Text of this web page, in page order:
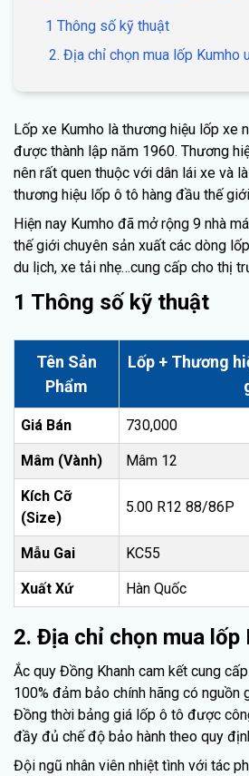
1 Thông số kỹ thuật
2. Địa chỉ chọn mua lốp Kumho
Lốp xe Kumho là thương hiệu lốp xe
được thành lập năm 1960. Thương
nên rất quen thuộc với dân lái xe và
thương hiệu lốp ô tô hàng đầu thế
Hiện nay Kumho đã mở rộng 9 nhà
thế giới chuyên sản xuất các dòng
du lịch, xe tải nhẹ…cung cấp cho thị
1 Thông số kỹ thuật
Tên Sản
Phẩm
Lốp + Thương
Giá Bán 730,000
Mâm (Vành) Mâm 12
Kích Cỡ
(Size)
5.00 R12 88/86P
Mẫu Gai KC55
Xuất Xứ Hàn Quốc
2. Địa chỉ chọn mua lốp
Ắc quy Đồng Khanh cam kết cung
100% đảm bảo chính hãng có nguồn
Đồng thời bảng giá lốp ô tô được
đầy đủ chế độ bảo hành theo quy
Đội ngũ nhân viên nhiệt tình với tác